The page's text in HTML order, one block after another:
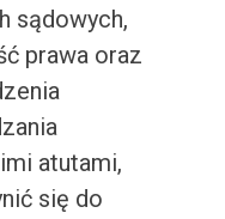
sądowych,
prawa oraz
atutami,
się do